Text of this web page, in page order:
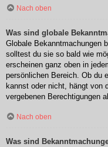
Nach oben
Was sind globale
Globale Bekanntmachungen
solltest du sie so bald wie
erscheinen ganz oben in
persönlichen Bereich. Ob du
kannst oder nicht, hängt von
vergebenen Berechtigungen
Nach oben
Was sind